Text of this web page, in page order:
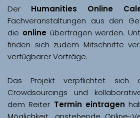
Der Humanities Online
Fachveranstaltungen aus den
die online übertragen werden.
finden sich zudem Mitschnitte
Das Projekt verpflichtet sich
Crowdsourcings und
dem Reiter Termin eintragen